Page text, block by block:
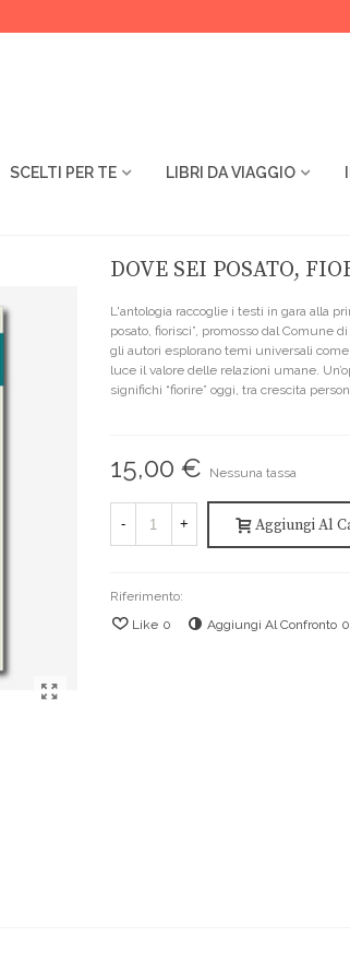
SCELTI PER TE LIBRI DA VIAGGIO
DOVE SEI POSATO,
L'antologia raccoglie i testi in gara alla
posato, fiorisci”, promosso dal Comune
gli autori esplorano temi universali
luce il valore delle relazioni umane.
significhi “fiorire” oggi, tra crescita
15,00 € Nessuna tassa
- + Aggiungi Al
Riferimento:
Like 0 Aggiungi Al Confronto 0